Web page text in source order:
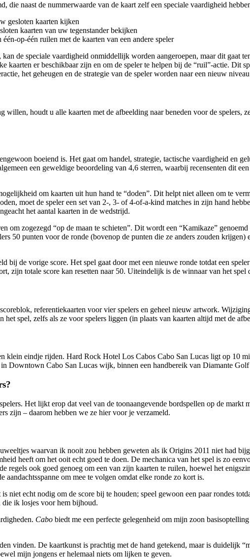
die naast de nummerwaarde van de kaart zelf een speciale vaardigheid
gesloten kaarten kijken
kaarten van uw tegenstander bekijken
op-één ruilen met de kaarten van een andere speler
de speciale vaardigheid onmiddellijk worden aangeroepen, maar dit gaat
kaarten er beschikbaar zijn en om de speler te helpen bij de “ruil”-actie. Dit
het geheugen en de strategie van de speler worden naar een nieuw
willen, houdt u alle kaarten met de afbeelding naar beneden voor de spelers,
boeiend is. Het gaat om handel, strategie, tactische vaardigheid en
een geweldige beoordeling van 4,6 sterren, waarbij recensenten dit
om kaarten uit hun hand te “doden”. Dit helpt niet alleen om te
moet de speler een set van 2-, 3- of 4-of-a-kind matches in zijn hand
het aantal kaarten in de wedstrijd.
om zogezegd “op de maan te schieten”. Dit wordt een “Kamikaze”
50 punten voor de ronde (bovenop de punten die ze anders zouden
bij de vorige score. Het spel gaat door met een nieuwe ronde totdat een
zijn totale score kan resetten naar 50. Uiteindelijk is de winnaar van het spel
referentiekaarten voor vier spelers en geheel nieuw artwork.
spel, zelfs als ze voor spelers liggen (in plaats van kaarten altijd met de
klein eindje rijden. Hard Rock Hotel Los Cabos Cabo San Lucas ligt op 10
Downtown Cabo San Lucas wijk, binnen een handbereik van Diamante Golf
Het lijkt erop dat veel van de toonaangevende bordspellen op de markt
zijn – daarom hebben we ze hier voor je verzameld.
waarvan ik nooit zou hebben geweten als ik Origins 2011 niet had
heeft om het ooit echt goed te doen. De mechanica van het spel is zo
regels ook goed genoeg om een ​​van zijn kaarten te ruilen, hoewel het
om mee te volgen omdat elke ronde zo kort is.
niet echt nodig om de score bij te houden; speel gewoon een paar rondes
die ik losjes voor hem bijhoud.
Cabo biedt me een perfecte gelegenheid om mijn zoon
vinden. De kaartkunst is prachtig met de hand getekend, maar is duidelijk
mijn jongens er helemaal niets om lijken te geven.